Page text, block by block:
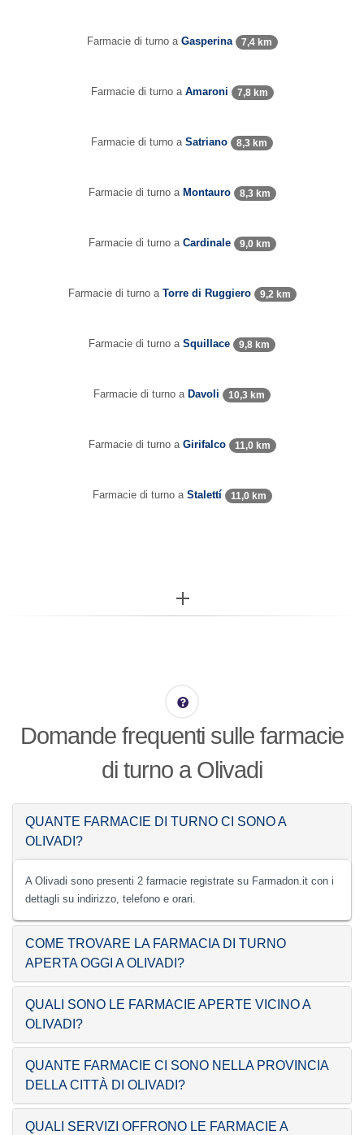
Farmacie di turno a Gasperina 7,4 km
Farmacie di turno a Amaroni 7,8 km
Farmacie di turno a Satriano 8,3 km
Farmacie di turno a Montauro 8,3 km
Farmacie di turno a Cardinale 9,0 km
Farmacie di turno a Torre di Ruggiero 9,2 km
Farmacie di turno a Squillace 9,8 km
Farmacie di turno a Davoli 10,3 km
Farmacie di turno a Girifalco 11,0 km
Farmacie di turno a Stalettí 11,0 km
Domande frequenti sulle farmacie
di turno a Olivadi
QUANTE FARMACIE DI TURNO CI SONO A
OLIVADI?
A Olivadi sono presenti 2 farmacie registrate su Farmadon.it con i
dettagli su indirizzo, telefono e orari.
COME TROVARE LA FARMACIA DI TURNO
APERTA OGGI A OLIVADI?
QUALI SONO LE FARMACIE APERTE VICINO A
OLIVADI?
QUANTE FARMACIE CI SONO NELLA PROVINCIA
DELLA CITTÀ DI OLIVADI?
QUALI SERVIZI OFFRONO LE FARMACIE A